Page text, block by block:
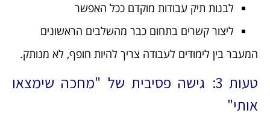
לבנות תיק עבודות מוקדם ככל האפשר
ליצור קשרים בתחום כבר מהשלבים הראשונים
המעבר בין לימודים לעבודה צריך להיות חופף, לא מנותק.
טעות 3: גישה פסיבית של "מחכה שימצאו
אותי"